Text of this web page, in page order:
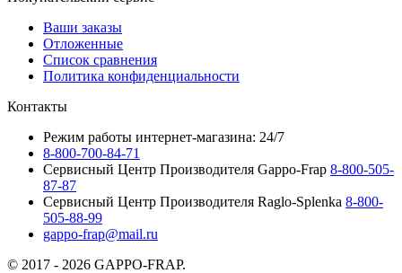
Ваши заказы
Отложенные
Список сравнения
Политика конфиденциальности
Контакты
Режим работы интернет-магазина: 24/7
8-800-700-84-71
Сервисный Центр Производителя Gappo-Frap 8-800-505-
87-87
Сервисный Центр Производителя Raglo-Splenka 8-800-
505-88-99
gappo-frap@mail.ru
© 2017 - 2026 GAPPO-FRAP.